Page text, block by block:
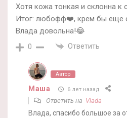
Хотя кожа тонкая и склонна к
Итог: любофф❤️, крем бы еще
Влада довольна!😂
0 Ответить
Автор
Маша 6 лет назад
Ответить на Vlada
Влада, спасибо большое за